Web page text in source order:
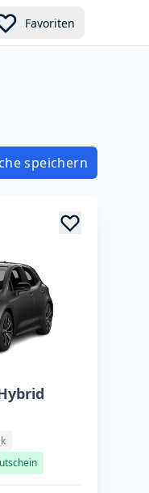
Favoriten
speichern